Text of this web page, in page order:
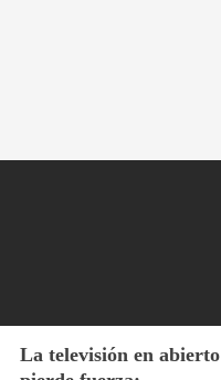
La televisión en abierto